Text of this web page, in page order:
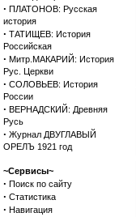
· ПЛАТОНОВ: Русская
история
· ТАТИЩЕВ: История
Российская
· Митр.МАКАРИЙ: История
Рус. Церкви
· СОЛОВЬЕВ: История
России
· ВЕРНАДСКИЙ: Древняя
Русь
· Журнал ДВУГЛАВЫЙ
ОРЕЛЪ 1921 год
~Сервисы~
· Поиск по сайту
· Статистика
· Навигация